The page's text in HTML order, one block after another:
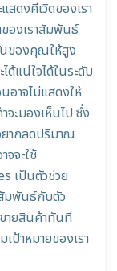
สดงคีเวิดของเรา
ของเราสัมพันธ์
นของคุณให้สูง
ด้แน่ใจได้ในระดับ
อาจไม่แสดงให้
จะมองเห็นไป ซึ่ง
ยากลดปริมาณ
จะใช้
เป็นตัวช่วย
มพันธ์กับตัว
ายสินค้าทันที
เป้าหมายของเรา